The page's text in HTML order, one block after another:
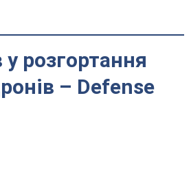
розгортання
– Defense